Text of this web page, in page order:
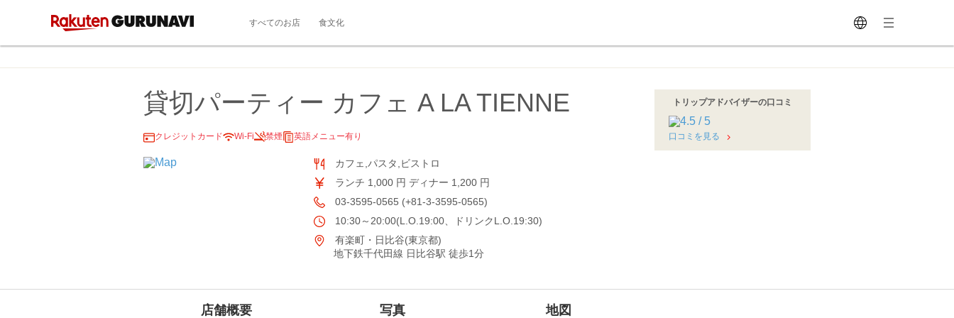
すべてのお店 食文化
貸切パーティー カフェ A LA TIENNE
クレジットカード Wi-Fi 禁煙 英語メニュー有り
カフェ,パスタ,ビストロ
ランチ 1,000 円 ディナー 1,200 円
03-3595-0565 (+81-3-3595-0565)
10:30～20:00(L.O.19:00、ドリンクL.O.19:30)
有楽町・日比谷(東京都)
地下鉄千代田線 日比谷駅 徒歩1分
トリップアドバイザーの口コミ
口コミを見る
店舗概要 写真 地図